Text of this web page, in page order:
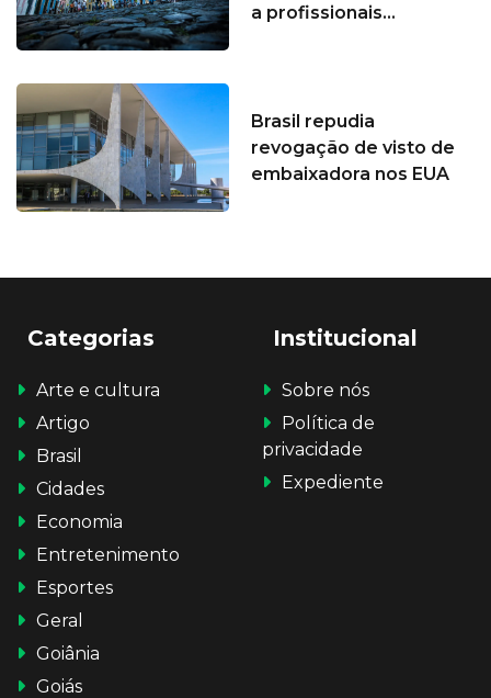
a profissionais...
Brasil repudia
revogação de visto de
embaixadora nos EUA
Categorias
Arte e cultura
Artigo
Brasil
Cidades
Economia
Entretenimento
Esportes
Geral
Goiânia
Goiás
Institucional
Sobre nós
Política de
privacidade
Expediente